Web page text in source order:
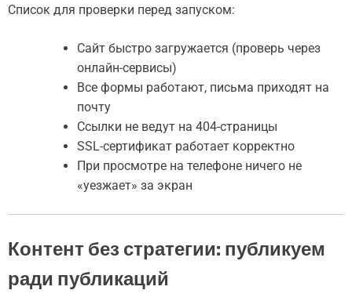
Список для проверки перед запуском:
Сайт быстро загружается (проверь через
онлайн-сервисы)
Все формы работают, письма приходят на
почту
Ссылки не ведут на 404-страницы
SSL-сертификат работает корректно
При просмотре на телефоне ничего не
«уезжает» за экран
Контент без стратегии: публикуем
ради публикаций